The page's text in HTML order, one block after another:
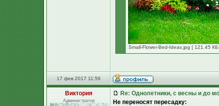
Small-Flower-Bed-Ideas.jpg [ 121.45
17 фев 2017 11:56
Виктория
Администратор
Re: Однолетники, с весны и до
Не переносят пересадку: